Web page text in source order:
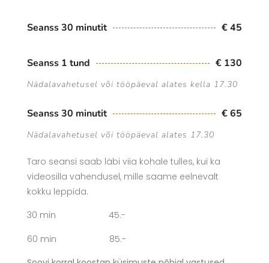
Seanss 30 minutit € 45
Seanss 1 tund € 130
Nädalavahetusel või tööpäeval alates kella 17.30
Seanss 30 minutit € 65
Nädalavahetusel või tööpäeval alates 17.30
Taro seansi saab läbi viia kohale tulles, kui ka
videosilla vahendusel, mille saame eelnevalt
kokku leppida.
30 min 45.-
60 min 85.-